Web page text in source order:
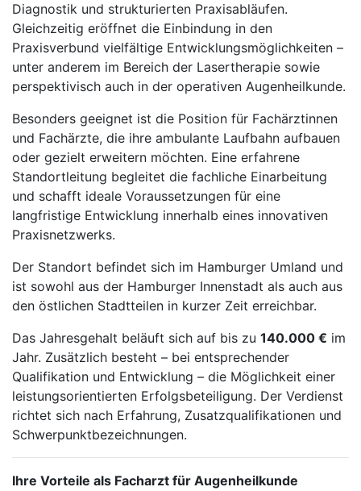
Diagnostik und strukturierten Praxisabläufen.
Gleichzeitig eröffnet die Einbindung in den
Praxisverbund vielfältige Entwicklungsmöglichkeiten –
unter anderem im Bereich der Lasertherapie sowie
perspektivisch auch in der operativen Augenheilkunde.
Besonders geeignet ist die Position für Fachärztinnen
und Fachärzte, die ihre ambulante Laufbahn aufbauen
oder gezielt erweitern möchten. Eine erfahrene
Standortleitung begleitet die fachliche Einarbeitung
und schafft ideale Voraussetzungen für eine
langfristige Entwicklung innerhalb eines innovativen
Praxisnetzwerks.
Der Standort befindet sich im Hamburger Umland und
ist sowohl aus der Hamburger Innenstadt als auch aus
den östlichen Stadtteilen in kurzer Zeit erreichbar.
Das Jahresgehalt beläuft sich auf bis zu 140.000 € im
Jahr. Zusätzlich besteht – bei entsprechender
Qualifikation und Entwicklung – die Möglichkeit einer
leistungsorientierten Erfolgsbeteiligung. Der Verdienst
richtet sich nach Erfahrung, Zusatzqualifikationen und
Schwerpunktbezeichnungen.
Ihre Vorteile als Facharzt für Augenheilkunde